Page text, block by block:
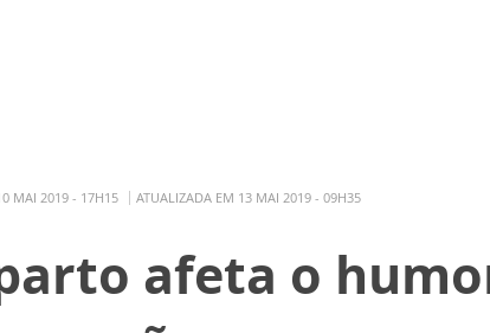
MAI 2019 - 17H15 ATUALIZADA EM 13 MAI 2019 - 09H35
afeta o